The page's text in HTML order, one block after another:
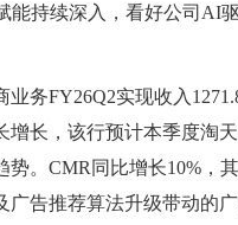
持续深入，看好公司AI
务FY26Q2实现收入
增长，该行预计本季度淘
。CMR同比增长10%，
广告推荐算法升级带动的